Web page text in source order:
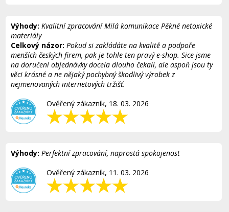
Výhody: Kvalitní zpracování Milá komunikace Pěkné netoxické
materiály
Celkový názor: Pokud si zakládáte na kvalitě a podpoře
menších českých firem, pak je tohle ten pravý e-shop. Sice jsme
na doručení objednávky docela dlouho čekali, ale aspoň jsou ty
věci krásné a ne nějaký pochybný škodlivý výrobek z
nejmenovaných internetových tržišť.
Ověřený zákazník, 18. 03. 2026
Výhody: Perfektní zpracování, naprostá spokojenost
Ověřený zákazník, 11. 03. 2026